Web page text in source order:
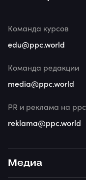
Медиа
Команда курсов
edu@ppc.world
Команда редакции
media@ppc.world
PR и реклама на
reklama@ppc.world